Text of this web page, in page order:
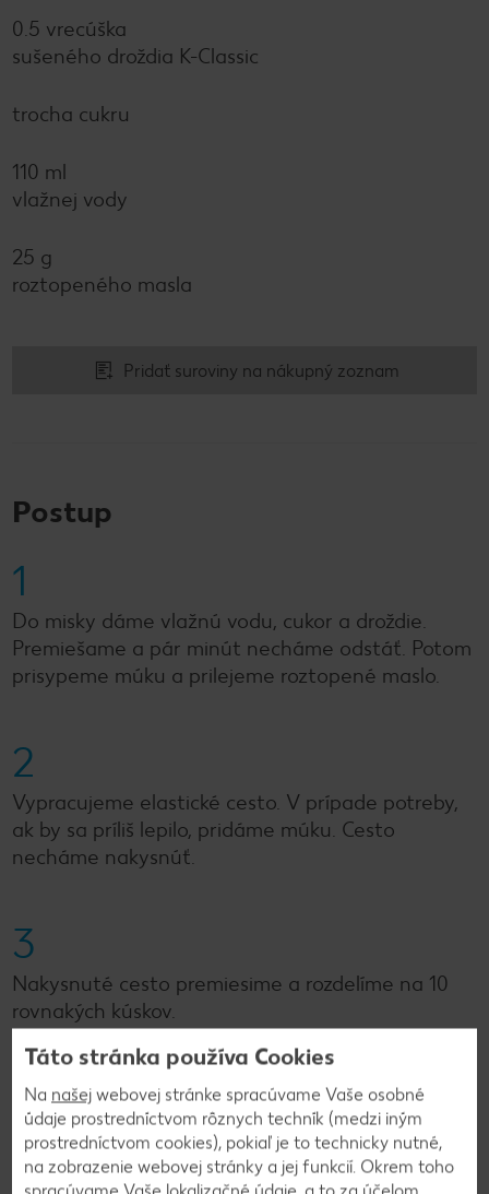
0.5 vrecúška
sušeného droždia K-Classic
trocha cukru
110 ml
vlažnej vody
25 g
roztopeného masla
Pridať suroviny na nákupný zoznam
Postup
1
Do misky dáme vlažnú vodu, cukor a droždie.
Premiešame a pár minút necháme odstáť. Potom
prisypeme múku a prilejeme roztopené maslo.
2
Vypracujeme elastické cesto. V prípade potreby,
ak by sa príliš lepilo, pridáme múku. Cesto
necháme nakysnúť.
3
Nakysnuté cesto premiesime a rozdelíme na 10
rovnakých kúskov.
4
Z každého vyvaľkáme šúľok, ktorý zakrútime do
praclíku.
Táto stránka používa Cookies
Na našej webovej stránke spracúvame Vaše osobné
údaje prostredníctvom rôznych techník (medzi iným
prostredníctvom cookies), pokiaľ je to technicky nutné,
na zobrazenie webovej stránky a jej funkcií. Okrem toho